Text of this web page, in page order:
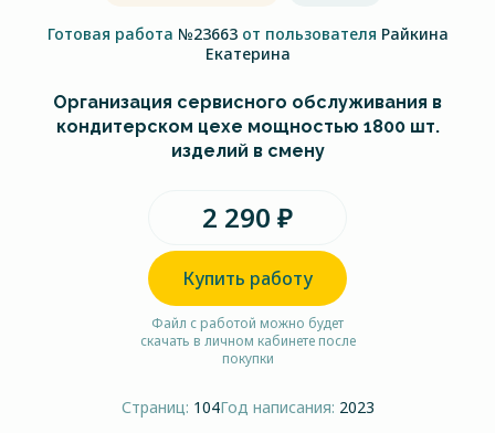
Готовая работа №23663 от пользователя Райкина
Екатерина
Организация сервисного обслуживания в
кондитерском цехе мощностью 1800 шт.
изделий в смену
2 290 ₽
Купить работу
Файл с работой можно будет
скачать в личном кабинете после
покупки
Страниц: 104Год написания: 2023